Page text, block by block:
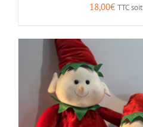
18,00€ TTC soit